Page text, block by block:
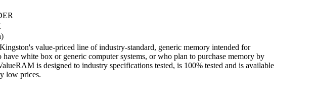
value-priced line of industry-standard, generic memory intended for
have white box or generic computer systems, or who plan to purchase memory by
is designed to industry specifications tested, is 100% tested and is available
low prices.